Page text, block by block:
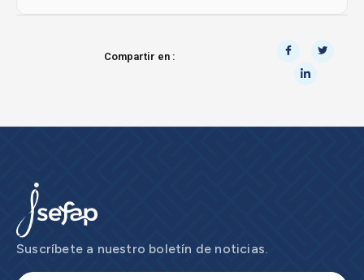
Compartir en :
Suscríbete a nuestro boletín de noticias.